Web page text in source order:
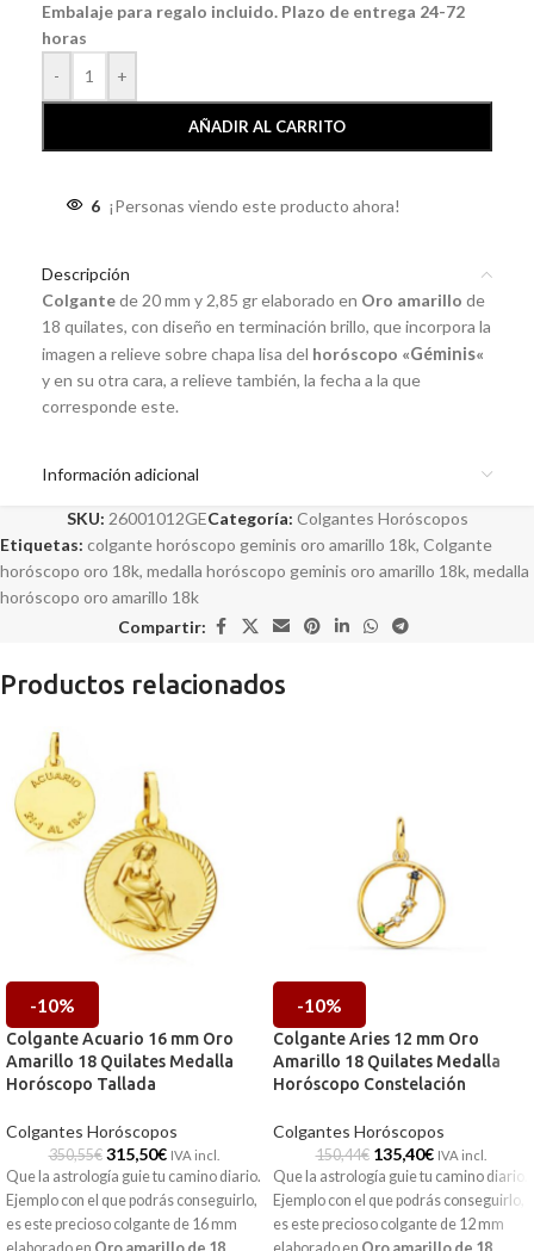
Embalaje para regalo incluido. Plazo de entrega 24-72
horas
-
+
AÑADIR AL CARRITO
6 ¡Personas viendo este producto ahora!
Descripción
Colgantede 20 mm y 2,85 gr elaborado en Oro amarillo de
18 quilates, con diseño en terminación brillo, que incorpora la
imagen a relieve sobre chapa lisa del horóscopo «Géminis«
y en su otra cara, a relieve también, la fecha a la que
corresponde este.
Información adicional
SKU: 26001012GECategoría: Colgantes Horóscopos
Etiquetas: colgante horóscopo geminis oro amarillo 18k, Colgante
horóscopo oro 18k, medalla horóscopo geminis oro amarillo 18k, medalla
horóscopo oro amarillo 18k
Compartir:
Productos relacionados
-10%
Colgante Acuario 16 mm Oro
Amarillo 18 Quilates Medalla
Horóscopo Tallada
Colgantes Horóscopos
350,55€ 315,50€ IVA incl.
Que la astrología guie tu camino diario.
Ejemplo con el que podrás conseguirlo,
es este precioso colgante de 16 mm
-10%
Colgante Aries 12 mm Oro
Amarillo 18 Quilates Medalla
Horóscopo Constelación
Colgantes Horóscopos
150,44€ 135,40€ IVA incl.
Que la astrología guie tu camino diario.
Ejemplo con el que podrás conseguirlo,
es este precioso colgante de 12 mm